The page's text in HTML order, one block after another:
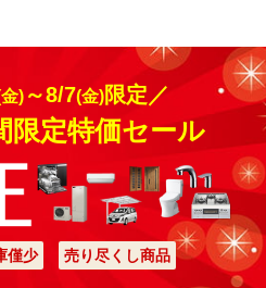
)～8/7(金)限定／
限定特価セール
僅少 売り尽くし商品